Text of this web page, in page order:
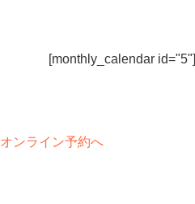
[monthly_calendar id="5"]
オンライン予約へ